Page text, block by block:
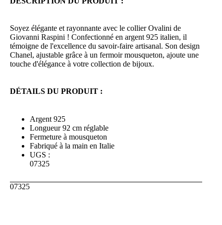
Soyez élégante et rayonnante avec le collier Ovalini de
Giovanni Raspini ! Confectionné en argent 925 italien, il
témoigne de l'excellence du savoir-faire artisanal. Son design
Chanel, ajustable grâce à un fermoir mousqueton, ajoute une
touche d'élégance à votre collection de bijoux.
DÉTAILS DU PRODUIT :
Argent 925
Longueur 92 cm réglable
Fermeture à mousqueton
Fabriqué à la main en Italie
UGS :
07325
07325